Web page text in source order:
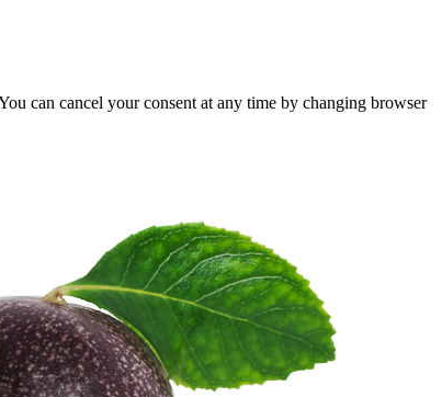
can cancel your consent at any time by changing browser